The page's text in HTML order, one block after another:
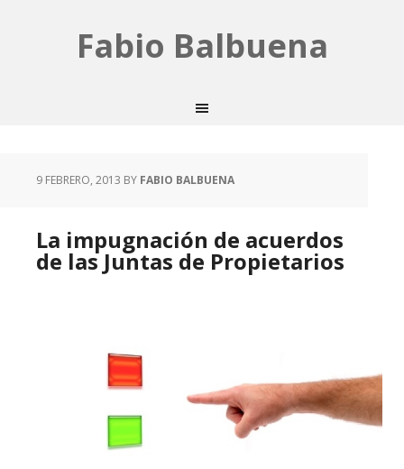
Fabio Balbuena
9 FEBRERO, 2013 BY FABIO BALBUENA
La impugnación de acuerdos
de las Juntas de Propietarios